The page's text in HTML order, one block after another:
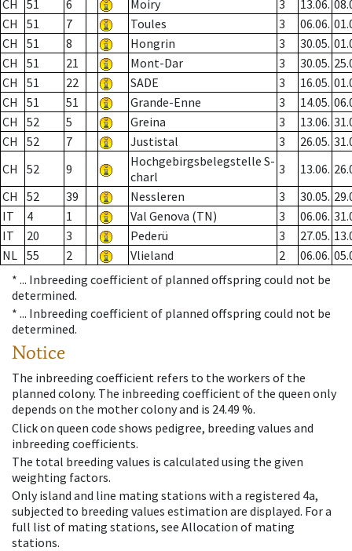
CH 51 6 Moiry 3 13.06.
CH
51 7 Toules 3 06.06.
CH
51 8 Hongrin 3 30.05.
CH
51 21 Mont-Dar 3 30.05.
CH
51 22 SADE 3 16.05.
CH
51 51 Grande-Enne 3 14.05.
CH
52 5 Greina 3 13.06.
CH
52 7 Justistal 3 26.05.
CH
52 9
Hochgebirgsbelegstelle S-
charl
3 13.06.
CH
52 39 Nessleren 3 30.05.
IT
4 1 Val Genova (TN) 3 06.06.
IT
20 3 Pederü 3 27.05.
NL 55 2 Vlieland 2 06.06.
* ... Inbreeding coefficient of planned offspring could not be
determined.
* ... Inbreeding coefficient of planned offspring could not be
determined.
Notice
The inbreeding coefficient refers to the workers of the
planned colony. The inbreeding coefficient of the queen only
depends on the mother colony and is 24.49 %.
Click on queen code shows pedigree, breeding values and
inbreeding coefficients.
The total breeding values is calculated using the given
weighting factors.
Only island and line mating stations with a registered 4a,
subjected to breeding values estimation are displayed. For a
full list of mating stations, see Allocation of mating
stations.